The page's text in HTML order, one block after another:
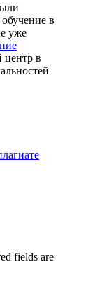
в
уже
центр в
fields are